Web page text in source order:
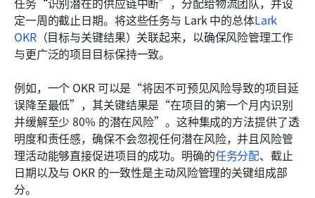
定一周的截止日期。将这些任务与 Lark 中的总体Lark
OKR（目标与关键结果）关联起来，以确保风险管理工作
与更广泛的项目目标保持一致。
例如，一个 OKR 可以是“将因不可预见风险导致的项目延
误降至最低”，其关键结果是“在项目的第一个月内识别
并缓解至少 80% 的潜在风险”。这种集成的方法提供了透
明度和责任感，确保不会忽视任何潜在风险，并且风险管
理活动能够直接促进项目的成功。明确的任务分配、截止
日期以及与 OKR 的一致性是主动风险管理的关键组成部
分。